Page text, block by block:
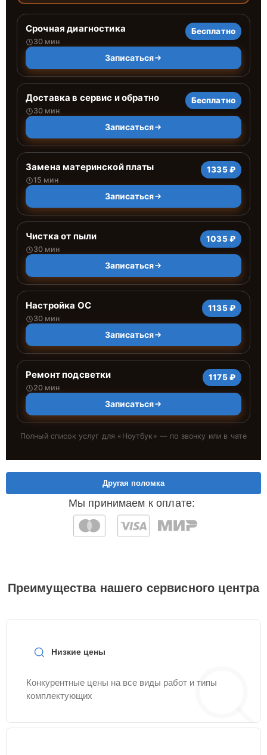
Срочная диагностика
30 мин
Бесплатно
Записаться
Доставка в сервис и обратно
30 мин
Бесплатно
Записаться
Замена материнской платы
15 мин
1335 ₽
Записаться
Чистка от пыли
30 мин
1035 ₽
Записаться
Настройка ОС
30 мин
1135 ₽
Записаться
Ремонт подсветки
20 мин
1175 ₽
Записаться
Полный список услуг для « Ноутбук » — по звонку или в чате
Мы принимаем к оплате:
Другая поломка
Преимущества нашего сервисного центра
Низкие цены
Конкурентные цены на все виды работ и типы
комплектующих